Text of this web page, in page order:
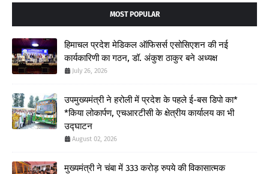
MOST POPULAR
हिमाचल प्रदेश मेडिकल ऑफिसर्स एसोसिएशन की नई
कार्यकारिणी का गठन, डॉ. अंकुश ठाकुर बने अध्यक्ष
July 26, 2026
उपमुख्यमंत्री ने हरोली में प्रदेश के पहले ई-बस डिपो का*
*किया लोकार्पण, एचआरटीसी के क्षेत्रीय कार्यालय का भी
उद्घाटन
August 02, 2026
मुख्यमंत्री ने चंबा में 333 करोड़ रुपये की विकासात्मक